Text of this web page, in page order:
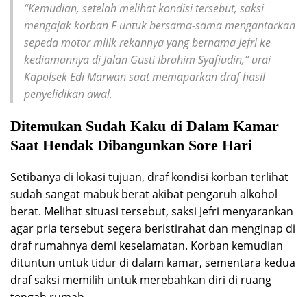
“Kemudian, setelah melihat kondisi tersebut, saksi
mengajak korban F untuk bersama-sama mengantarkan
sepeda motor milik rekannya yang bernama Jefri ke
kediamannya di Jalan Gusti Ibrahim Syafiudin,” urai
Kapolsek Edi Marwan saat memaparkan draf hasil
penyelidikan awal.
Ditemukan Sudah Kaku di Dalam Kamar
Saat Hendak Dibangunkan Sore Hari
Setibanya di lokasi tujuan, draf kondisi korban terlihat
sudah sangat mabuk berat akibat pengaruh alkohol
berat. Melihat situasi tersebut, saksi Jefri menyarankan
agar pria tersebut segera beristirahat dan menginap di
draf rumahnya demi keselamatan. Korban kemudian
dituntun untuk tidur di dalam kamar, sementara kedua
draf saksi memilih untuk merebahkan diri di ruang